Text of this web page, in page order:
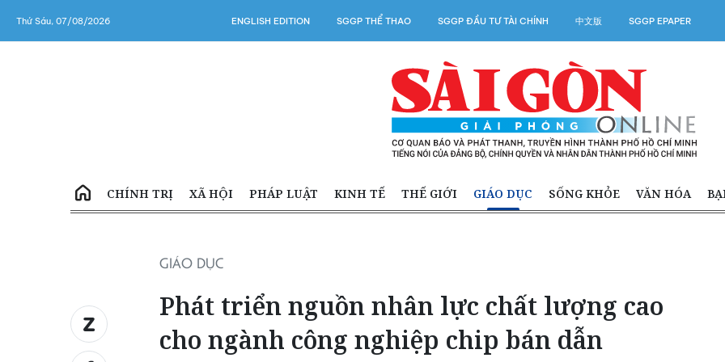
Thứ Sáu, 07/08/2026 ENGLISH EDITION SGGP THỂ THAO SGGP ĐẦU TƯ TÀI CHÍNH 中文版 SGGP EPAPER
CHÍNH TRỊ XÃ HỘI PHÁP LUẬT KINH TẾ THẾ GIỚI GIÁO DỤC SỐNG KHỎE VĂN HÓA
GIÁO DỤC
Phát triển nguồn nhân lực chất lượng cao
cho ngành công nghiệp chip bán dẫn